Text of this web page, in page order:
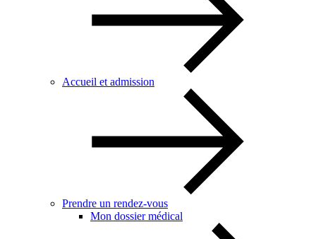
Accueil et admission
Prendre un rendez-vous
Mon dossier médical